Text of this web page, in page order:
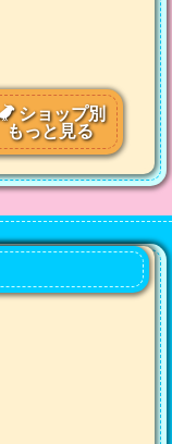
ショップ別
もっと見る